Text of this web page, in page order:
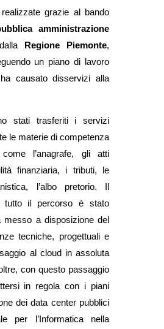
grazie al bando
amministrazione
Regione Piemonte,
un piano di lavoro
causato disservizi alla
stati trasferiti i servizi
le materie di competenza
l’anagrafe, gli atti
finanziaria, i tributi, le
l’albo pretorio. Il
tutto il percorso è stato
a disposizione del
tecniche, progettuali e
al cloud in assoluta
con questo passaggio
in regola con i piani
dei data center pubblici
per l’Informatica nella